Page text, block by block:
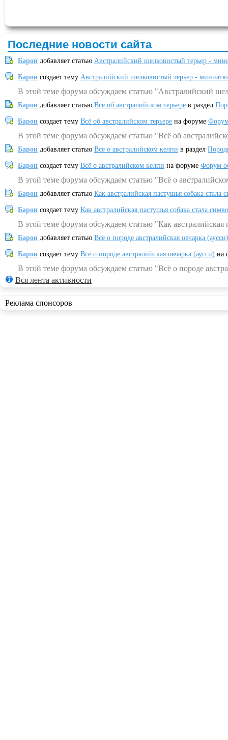
Последние новости сайта
Барон добавляет статью Австралийский шелковистый терьер -
Барон создает тему Австралийский шелковистый терьер -
В этой теме форума обсуждаем статью "Австралийский
Барон добавляет статью Всё об австралийском терьере в раздел
Барон создает тему Всё об австралийском терьере на форуме
В этой теме форума обсуждаем статью "Всё об
Барон добавляет статью Всё о австралийском келпи в раздел
Барон создает тему Всё о австралийском келпи на форуме Форум
В этой теме форума обсуждаем статью "Всё о
Барон добавляет статью Как австралийская пастушья собака
Барон создает тему Как австралийская пастушья собака стала
В этой теме форума обсуждаем статью "Как
Барон добавляет статью Всё о породе австралийская овчарка (аусси)
Барон создает тему Всё о породе австралийская овчарка (аусси) на
В этой теме форума обсуждаем статью "Всё о породе
Вся лента активности
Реклама спонсоров